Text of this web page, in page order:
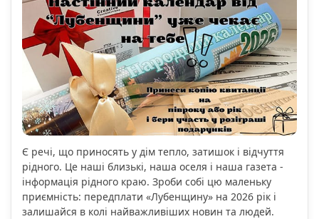
Є речі, що приносять у дім тепло, затишок і відчуття
рідного. Це наші близькі, наша оселя і наша газета -
інформація рідного краю. Зроби собі цю маленьку
приємність: передплати «Лубенщину» на 2026 рік і
залишайся в колі найважливіших новин та людей.